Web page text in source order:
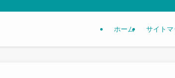
ホーム サイトマ